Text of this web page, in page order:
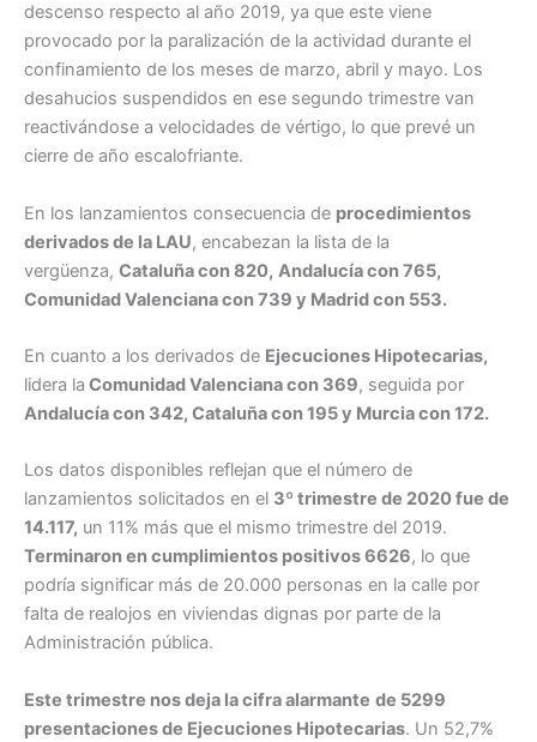
descenso respecto al año 2019, ya que este viene
provocado por la paralización de la actividad durante el
confinamiento de los meses de marzo, abril y mayo. Los
desahucios suspendidos en ese segundo trimestre van
reactivándose a velocidades de vértigo, lo que prevé un
cierre de año escalofriante.
En los lanzamientos consecuencia de procedimientos
derivados de la LAU, encabezan la lista de la
vergüenza, Cataluña con 820, Andalucía con 765,
Comunidad Valenciana con 739 y Madrid con 553.
En cuanto a los derivados de Ejecuciones Hipotecarias,
lidera la Comunidad Valenciana con 369, seguida por
Andalucía con 342, Cataluña con 195 y Murcia con 172.
Los datos disponibles reflejan que el número de
lanzamientos solicitados en el 3º trimestre de 2020 fue de
14.117, un 11% más que el mismo trimestre del 2019.
Terminaron en cumplimientos positivos 6626, lo que
podría significar más de 20.000 personas en la calle por
falta de realojos en viviendas dignas por parte de la
Administración pública.
Este trimestre nos deja la cifra alarmante de 5299
presentaciones de Ejecuciones Hipotecarias. Un 52,7%